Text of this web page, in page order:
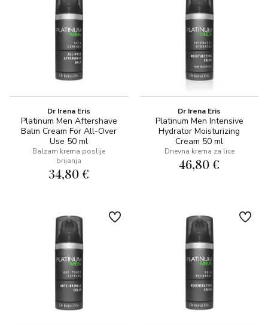
Dr Irena Eris
Platinum Men Aftershave
Balm Cream For All-Over
Use 50 ml
Balzam krema poslije
brijanja
34,80 €
Dr Irena Eris
Platinum Men Intensive
Hydrator Moisturizing
Cream 50 ml
Dnevna krema za lice
46,80 €